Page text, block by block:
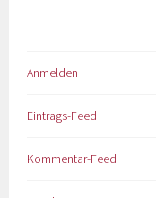
Anmelden
Eintrags-Feed
Kommentar-Feed